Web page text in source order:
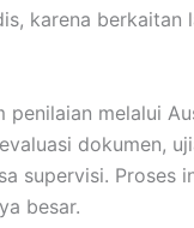
karena berkaitan
penilaian melalui
dokumen,
supervisi. Proses
besar.